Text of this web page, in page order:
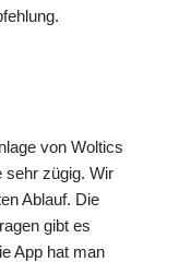
von Woltics
sehr zügig. Wir
Ablauf. Die
gibt es
App hat man